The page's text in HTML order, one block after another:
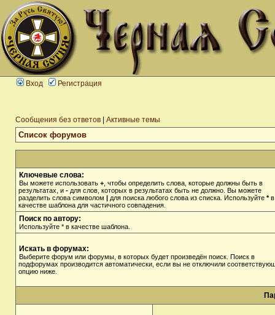
Вход Регистрация
Сообщения без ответов Активные темы
Список форумов
Ключевые слова:
Вы можете использовать + , чтобы определить слова, которые должны быть в
результатах, и - для слов, которых в результатах быть не должно. Вы можете
разделить слова символом | для поиска любого слова из списка. Используйте *в
качестве шаблона для частичного совпадения.
Поиск по автору:
Используйте * в качестве шаблона.
Искать в форумах:
Выберите форум или форумы, в которых будет произведён поиск. Поиск в
подфорумах производится автоматически, если вы не отключили
опцию ниже.